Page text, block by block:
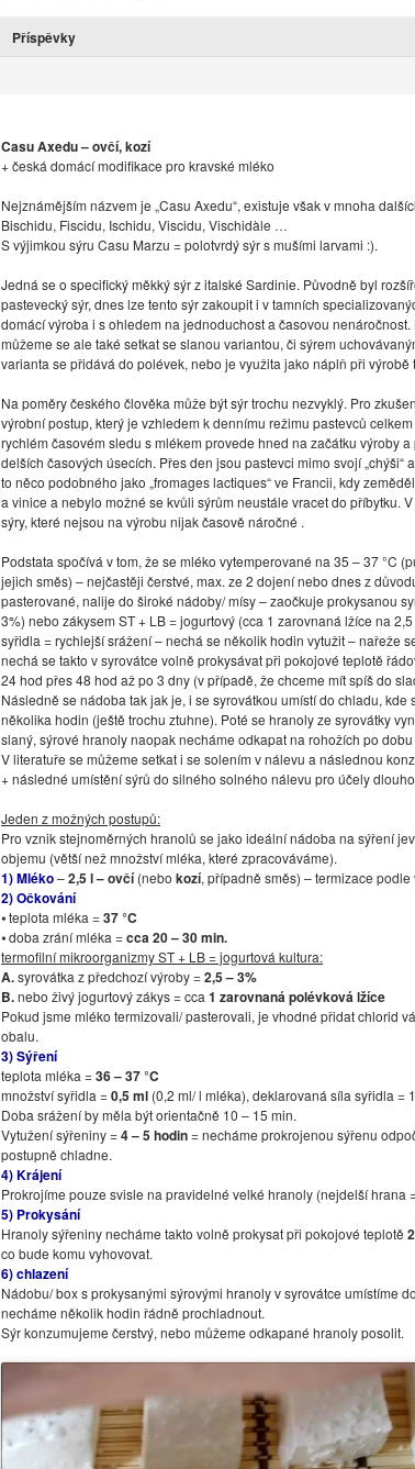
Příspěvky
Casu Axedu – ovčí, kozí
+ česká domácí modifikace pro kravské mléko
Nejznámějším názvem je „Casu Axedu“, existuje však v mnoha
Bischidu, Fiscidu, Ischidu, Viscidu, Vischidàle …
S výjimkou sýru Casu Marzu = polotvrdý sýr s mušími larvami :).
Jedná se o specifický měkký sýr z italské Sardinie. Původně byl
pastevecký sýr, dnes lze tento sýr zakoupit i v tamních
domácí výroba i s ohledem na jednoduchost a časovou
můžeme se ale také setkat se slanou variantou, či sýrem
varianta se přidává do polévek, nebo je využita jako náplň při výrobě
Na poměry českého člověka může být sýr trochu nezvyklý. Pro
výrobní postup, který je vzhledem k dennímu režimu pastevců
rychlém časovém sledu s mlékem provede hned na začátku výroby
delších časových úsecích. Přes den jsou pastevci mimo svojí „chýši“
to něco podobného jako „fromages lactiques“ ve Francii, kdy
a vinice a nebylo možné se kvůli sýrům neustále vracet do příbytku.
sýry, které nejsou na výrobu nijak časově náročné .
Podstata spočívá v tom, že se mléko vytemperované na 35 – 37 °C
jejich směs) – nejčastěji čerstvé, max. ze 2 dojení nebo dnes z
pasterované, nalije do široké nádoby/ mísy – zaočkuje prokysanou
3%) nebo zákysem ST + LB = jogurtový (cca 1 zarovnaná lžíce na
syřidla = rychlejší srážení – nechá se několik hodin vytužit – nařeže
nechá se takto v syrovátce volně prokysávat při pokojové teplotě
24 hod přes 48 hod až po 3 dny (v případě, že chceme mít spíš do
Následně se nádoba tak jak je, i se syrovátkou umístí do chladu,
několika hodin (ještě trochu ztuhne). Poté se hranoly ze syrovátky
slaný, sýrové hranoly naopak necháme odkapat na rohožích po
V literatuře se můžeme setkat i se solením v nálevu a následnou
+ následné umístění sýrů do silného solného nálevu pro účely
Jeden z možných postupů:
Pro vznik stejnoměrných hranolů se jako ideální nádoba na sýření
objemu (větší než množství mléka, které zpracováváme).
1) Mléko–2,5 l – ovčí(nebo kozí, případně směs) – termizace
2) Očkování
⦁ teplota mléka =37 °C
⦁ doba zrání mléka =cca 20 – 30 min.
termofilní mikroorganizmy ST + LB = jogurtová kultura:
A.syrovátka z předchozí výroby =2,5 – 3%
B.nebo živý jogurtový zákys = cca 1 zarovnaná polévková lžíce
Pokud jsme mléko termizovali/ pasterovali, je vhodné přidat chlorid
obalu.
3) Sýření
teplota mléka =36 – 37 °C
množství syřidla =0,5 ml (0,2 ml/ l mléka), deklarovaná síla syřidla =
Doba srážení by měla být orientačně 10 – 15 min.
Vytužení sýřeniny =4 – 5 hodin= necháme prokrojenou sýřenu
postupně chladne.
4) Krájení
Prokrojíme pouze svisle na pravidelné velké hranoly (nejdelší hrana
5) Prokysání
Hranoly sýřeniny necháme takto volně prokysat při pokojové teplotě
co bude komu vyhovovat.
6) chlazení
Nádobu/ box s prokysanými sýrovými hranoly v syrovátce umístíme
necháme několik hodin řádně prochladnout.
Sýr konzumujeme čerstvý, nebo můžeme odkapané hranoly posolit.